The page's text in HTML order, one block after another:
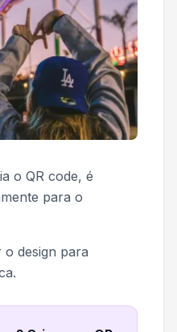
o QR code, é
para o
design para